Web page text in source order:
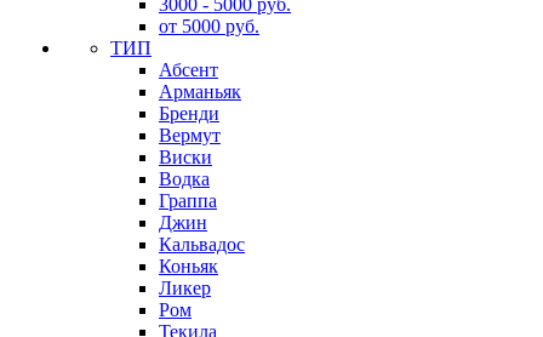
3000 - 5000 руб.
от 5000 руб.
ТИП
Абсент
Арманьяк
Бренди
Вермут
Виски
Водка
Граппа
Джин
Кальвадос
Коньяк
Ликер
Ром
Текила